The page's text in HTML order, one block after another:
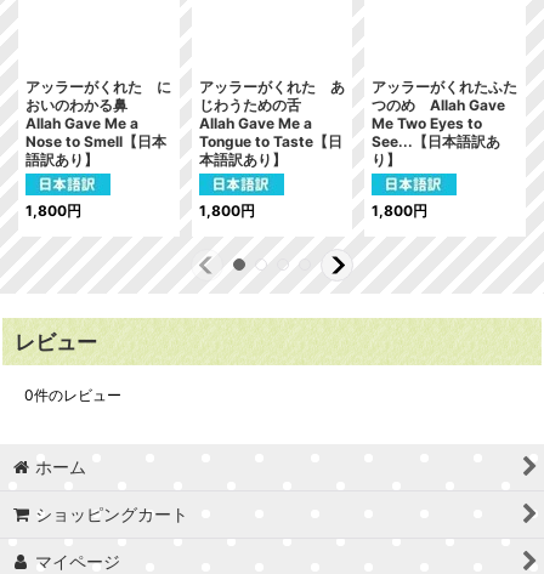
アッラーがくれた に
おいのわかる鼻
Allah Gave Me a
Nose to Smell【日本
語訳あり】
1,800円
アッラーがくれた あ
じわうための舌
Allah Gave Me a
Tongue to Taste【日
本語訳あり】
1,800円
アッラーがくれたふた
つのめ Allah Gave
Me Two Eyes to
See...【日本語訳あ
り】
1,800円
レビュー
0件のレビュー
ホーム
ショッピングカート
マイページ